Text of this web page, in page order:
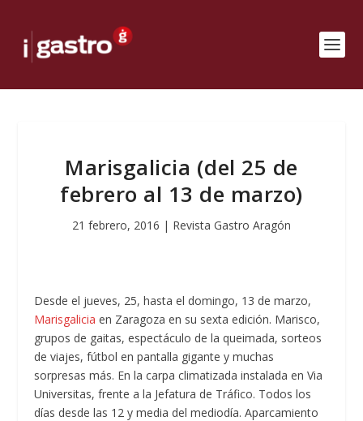
Marisgalicia (del 25 de
febrero al 13 de marzo)
21 febrero, 2016 | Revista Gastro Aragón
Desde el jueves, 25, hasta el domingo, 13 de marzo,
Marisgaliciaen Zaragoza en su sexta edición. Marisco,
grupos de gaitas, espectáculo de la queimada, sorteos
de viajes, fútbol en pantalla gigante y muchas
sorpresas más. En la carpa climatizada instalada en Via
Universitas, frente a la Jefatura de Tráfico. Todos los
días desde las 12 y media del mediodía. Aparcamiento